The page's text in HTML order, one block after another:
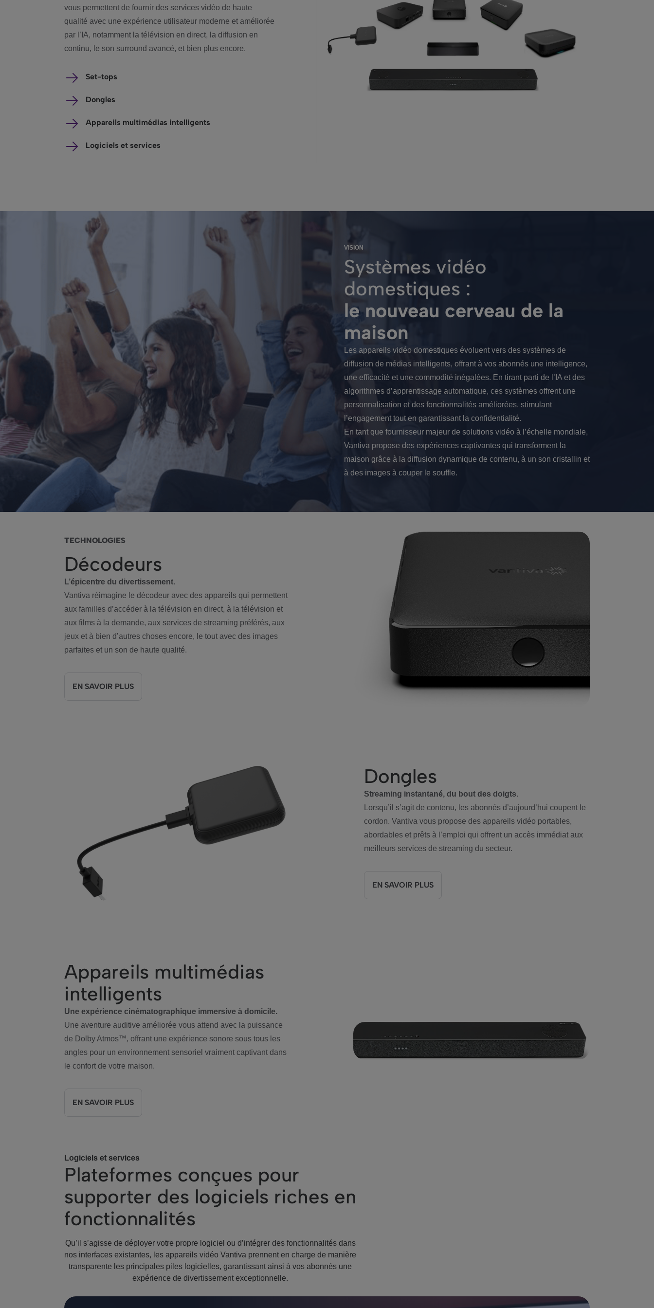
vous permettent de fournir des services vidéo de haute
qualité avec une expérience utilisateur moderne et améliorée
par l’IA, notamment la télévision en direct, la diffusion en
continu, le son surround avancé, et bien plus encore.
Set-tops
Dongles
Appareils multimédias intelligents
Logiciels et services
VISION
Systèmes vidéo
domestiques :
le nouveau cerveau de la
maison
Les appareils vidéo domestiques évoluent vers des systèmes de
diffusion de médias intelligents, offrant à vos abonnés une intelligence,
une efficacité et une commodité inégalées. En tirant parti de l’IA et des
algorithmes d’apprentissage automatique, ces systèmes offrent une
personnalisation et des fonctionnalités améliorées, stimulant
l’engagement tout en garantissant la confidentialité.
En tant que fournisseur majeur de solutions vidéo à l’échelle mondiale,
Vantiva propose des expériences captivantes qui transforment la
maison grâce à la diffusion dynamique de contenu, à un son cristallin et
à des images à couper le souffle.
TECHNOLOGIES
Décodeurs
L’épicentre du divertissement.
Vantiva réimagine le décodeur avec des appareils qui permettent
aux familles d’accéder à la télévision en direct, à la télévision et
aux films à la demande, aux services de streaming préférés, aux
jeux et à bien d’autres choses encore, le tout avec des images
parfaites et un son de haute qualité.
EN SAVOIR PLUS
Dongles
Streaming instantané, du bout des doigts.
Lorsqu’il s’agit de contenu, les abonnés d’aujourd’hui coupent le
cordon. Vantiva vous propose des appareils vidéo portables,
abordables et prêts à l’emploi qui offrent un accès immédiat aux
meilleurs services de streaming du secteur.
EN SAVOIR PLUS
Appareils multimédias
intelligents
Une expérience cinématographique immersive à domicile.
Une aventure auditive améliorée vous attend avec la puissance
de Dolby Atmos™, offrant une expérience sonore sous tous les
angles pour un environnement sensoriel vraiment captivant dans
le confort de votre maison.
EN SAVOIR PLUS
Logiciels et services
Plateformes conçues pour
supporter des logiciels riches en
fonctionnalités
Qu’il s’agisse de déployer votre propre logiciel ou d’intégrer des fonctionnalités dans
nos interfaces existantes, les appareils vidéo Vantiva prennent en charge de manière
transparente les principales piles logicielles, garantissant ainsi à vos abonnés une
expérience de divertissement exceptionnelle.